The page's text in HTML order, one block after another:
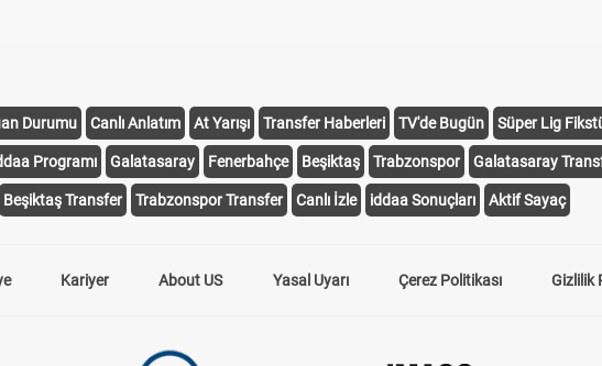
Durumu Canlı Anlatım At Yarışı Transfer Haberleri TV'de Bugün Süper Lig
Programı Galatasaray Fenerbahçe Beşiktaş Trabzonspor Galatasaray
Beşiktaş Transfer Trabzonspor Transfer Canlı İzle iddaa Sonuçları Aktif Sayaç
Kariyer About US Yasal Uyarı Çerez Politikası Gizlilik